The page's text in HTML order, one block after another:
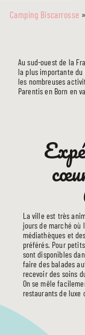
Camping Biscarrosse »
Au sud-ouest de la
la plus importante du
les nombreuses
Parentis en Born en
La ville est très
jours de marché où
médiathèques et
préférés. Pour
sont disponibles
faire des balades
recevoir des soins
On se mêle
restaurants de luxe